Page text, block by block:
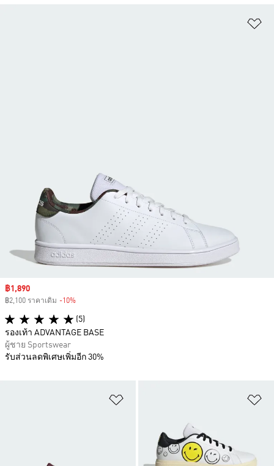
Sale price
฿1,890
฿2,100 ราคาเดิม -10%
(5)
รองเท้า ADVANTAGE BASE
ผู้ชาย Sportswear
รับส่วนลดพิเศษเพิ่มอีก 30%